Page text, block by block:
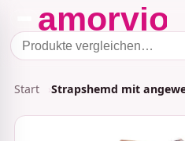
Start Strapshemd mit